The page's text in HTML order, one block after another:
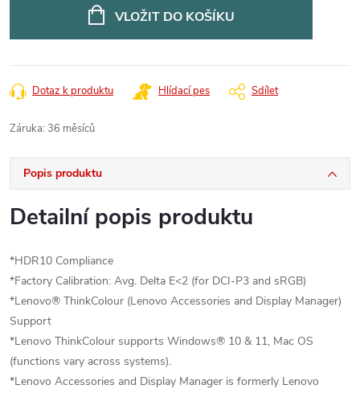
VLOŽIT DO KOŠÍKU
Dotaz k produktu Hlídací pes Sdílet
Záruka: 36 měsíců
Popis produktu
Detailní popis produktu
*HDR10 Compliance
*Factory Calibration: Avg. Delta E<2 (for DCI-P3 and sRGB)
*Lenovo® ThinkColour (Lenovo Accessories and Display Manager)
Support
*Lenovo ThinkColour supports Windows® 10 & 11, Mac OS
(functions vary across systems).
*Lenovo Accessories and Display Manager is formerly Lenovo